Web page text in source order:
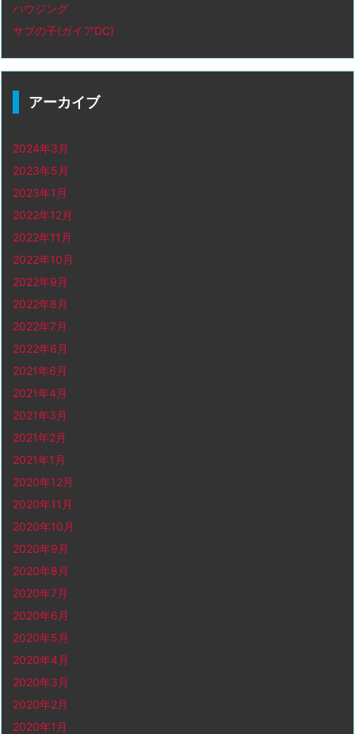
ハウジング
サブの子(ガイアDC)
アーカイブ
2024年3月
2023年5月
2023年1月
2022年12月
2022年11月
2022年10月
2022年9月
2022年8月
2022年7月
2022年6月
2021年6月
2021年4月
2021年3月
2021年2月
2021年1月
2020年12月
2020年11月
2020年10月
2020年9月
2020年8月
2020年7月
2020年6月
2020年5月
2020年4月
2020年3月
2020年2月
2020年1月